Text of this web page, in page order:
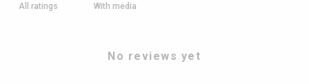
With media
No reviews yet